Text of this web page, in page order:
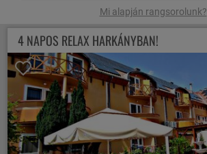
Mi alapján rangsorolunk?
4 NAPOS RELAX HARKÁNYBAN!